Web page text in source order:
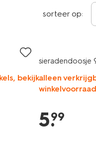
sorteer op:
bekijk
sieradendoosje
alleen
winkelvoorraad
5.
99